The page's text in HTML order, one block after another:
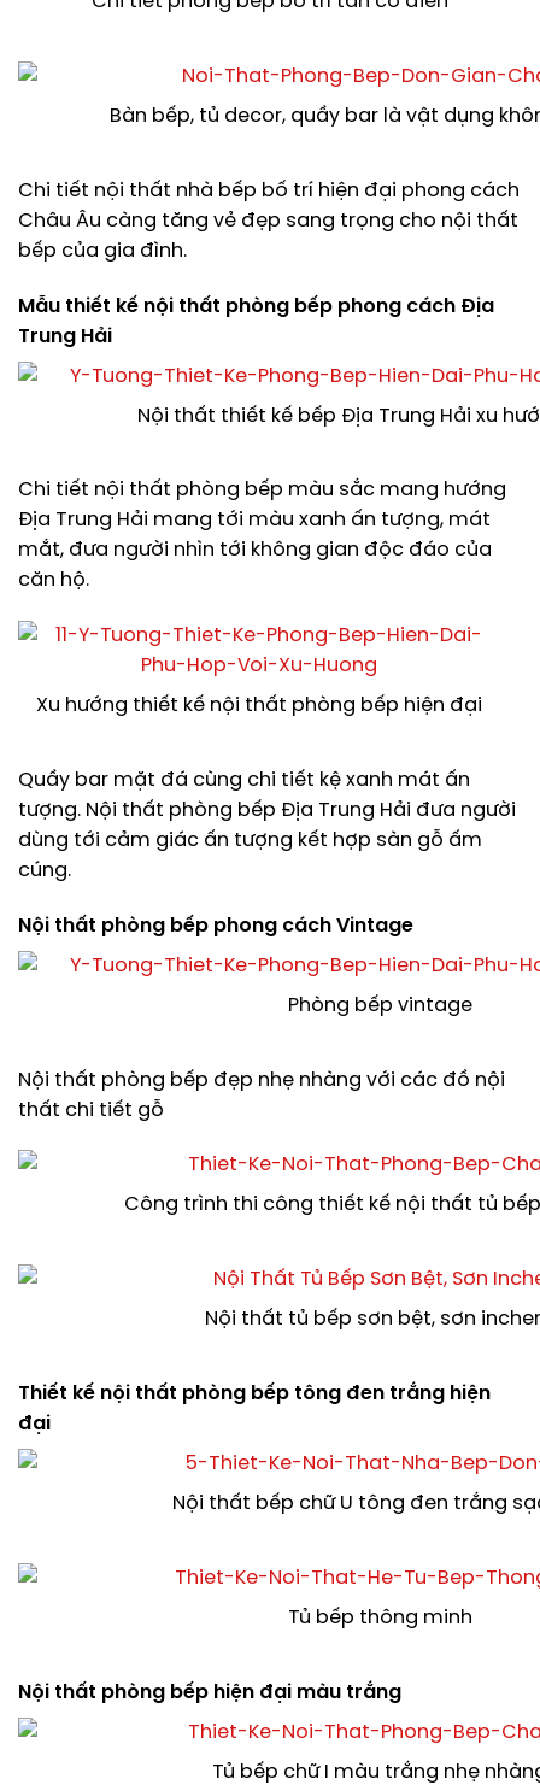
Bàn bếp, tủ decor, quầy bar là vật dụng
Chi tiết nội thất nhà bếp bố trí hiện đại phong cách
Châu Âu càng tăng vẻ đẹp sang trọng cho nội thất
bếp của gia đình.
Mẫu thiết kế nội thất phòng bếp phong cách Địa
Trung Hải
Nội thất thiết kế bếp Địa Trung Hải xu
Chi tiết nội thất phòng bếp màu sắc mang hướng
Địa Trung Hải mang tới màu xanh ấn tượng, mát
mắt, đưa người nhìn tới không gian độc đáo của
căn hộ.
Xu hướng thiết kế nội thất phòng bếp hiện đại
Quầy bar mặt đá cùng chi tiết kệ xanh mát ấn
tượng. Nội thất phòng bếp Địa Trung Hải đưa người
dùng tới cảm giác ấn tượng kết hợp sàn gỗ ấm
cúng.
Nội thất phòng bếp phong cách Vintage
Phòng bếp vintage
Nội thất phòng bếp đẹp nhẹ nhàng với các đồ nội
thất chi tiết gỗ
Công trình thi công thiết kế nội thất tủ
Nội thất tủ bếp sơn bệt, sơn
Thiết kế nội thất phòng bếp tông đen trắng hiện
đại
Nội thất bếp chữ U tông đen trắng
Tủ bếp thông minh
Nội thất phòng bếp hiện đại màu trắng
Tủ bếp chữ I màu trắng nhẹ